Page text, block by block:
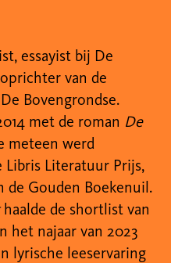
essayist bij De
van de
Bovengrondse.
met de roman De
meteen werd
Libris Literatuur Prijs,
de Gouden Boekenuil.
haalde de shortlist van
het najaar van 2023
lyrische leeservaring